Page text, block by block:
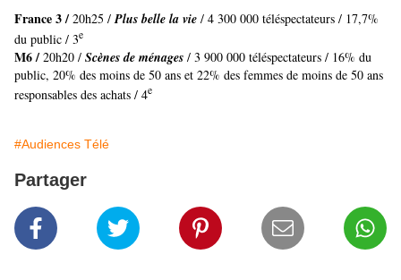
France 3 / 20h25 /Plus belle la vie / 4 300 000 téléspectateurs / 17,7%
du public / 3e
M6 / 20h20 / Scènes de ménages / 3 900 000 téléspectateurs / 16% du
public, 20% des moins de 50 ans et 22% des femmes de moins de 50 ans
responsables des achats / 4e
#Audiences Télé
Partager